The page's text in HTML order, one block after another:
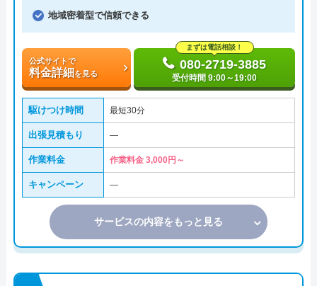
地域密着型で信頼できる
公式サイトで
料金詳細を見る
まずは電話相談！
080-2719-3885
受付時間 9:00～19:00
駆けつけ時間 最短30分
出張見積もり ―
作業料金 作業料金 3,000円～
キャンペーン ―
サービスの内容をもっと見る